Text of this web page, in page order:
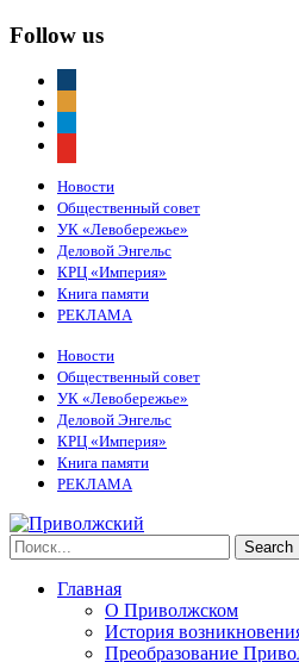
Follow us
Новости
Общественный совет
УК «Левобережье»
Деловой Энгельс
КРЦ «Империя»
Книга памяти
РЕКЛАМА
Новости
Общественный совет
УК «Левобережье»
Деловой Энгельс
КРЦ «Империя»
Книга памяти
РЕКЛАМА
Главная
О Приволжском
История
Преобразование